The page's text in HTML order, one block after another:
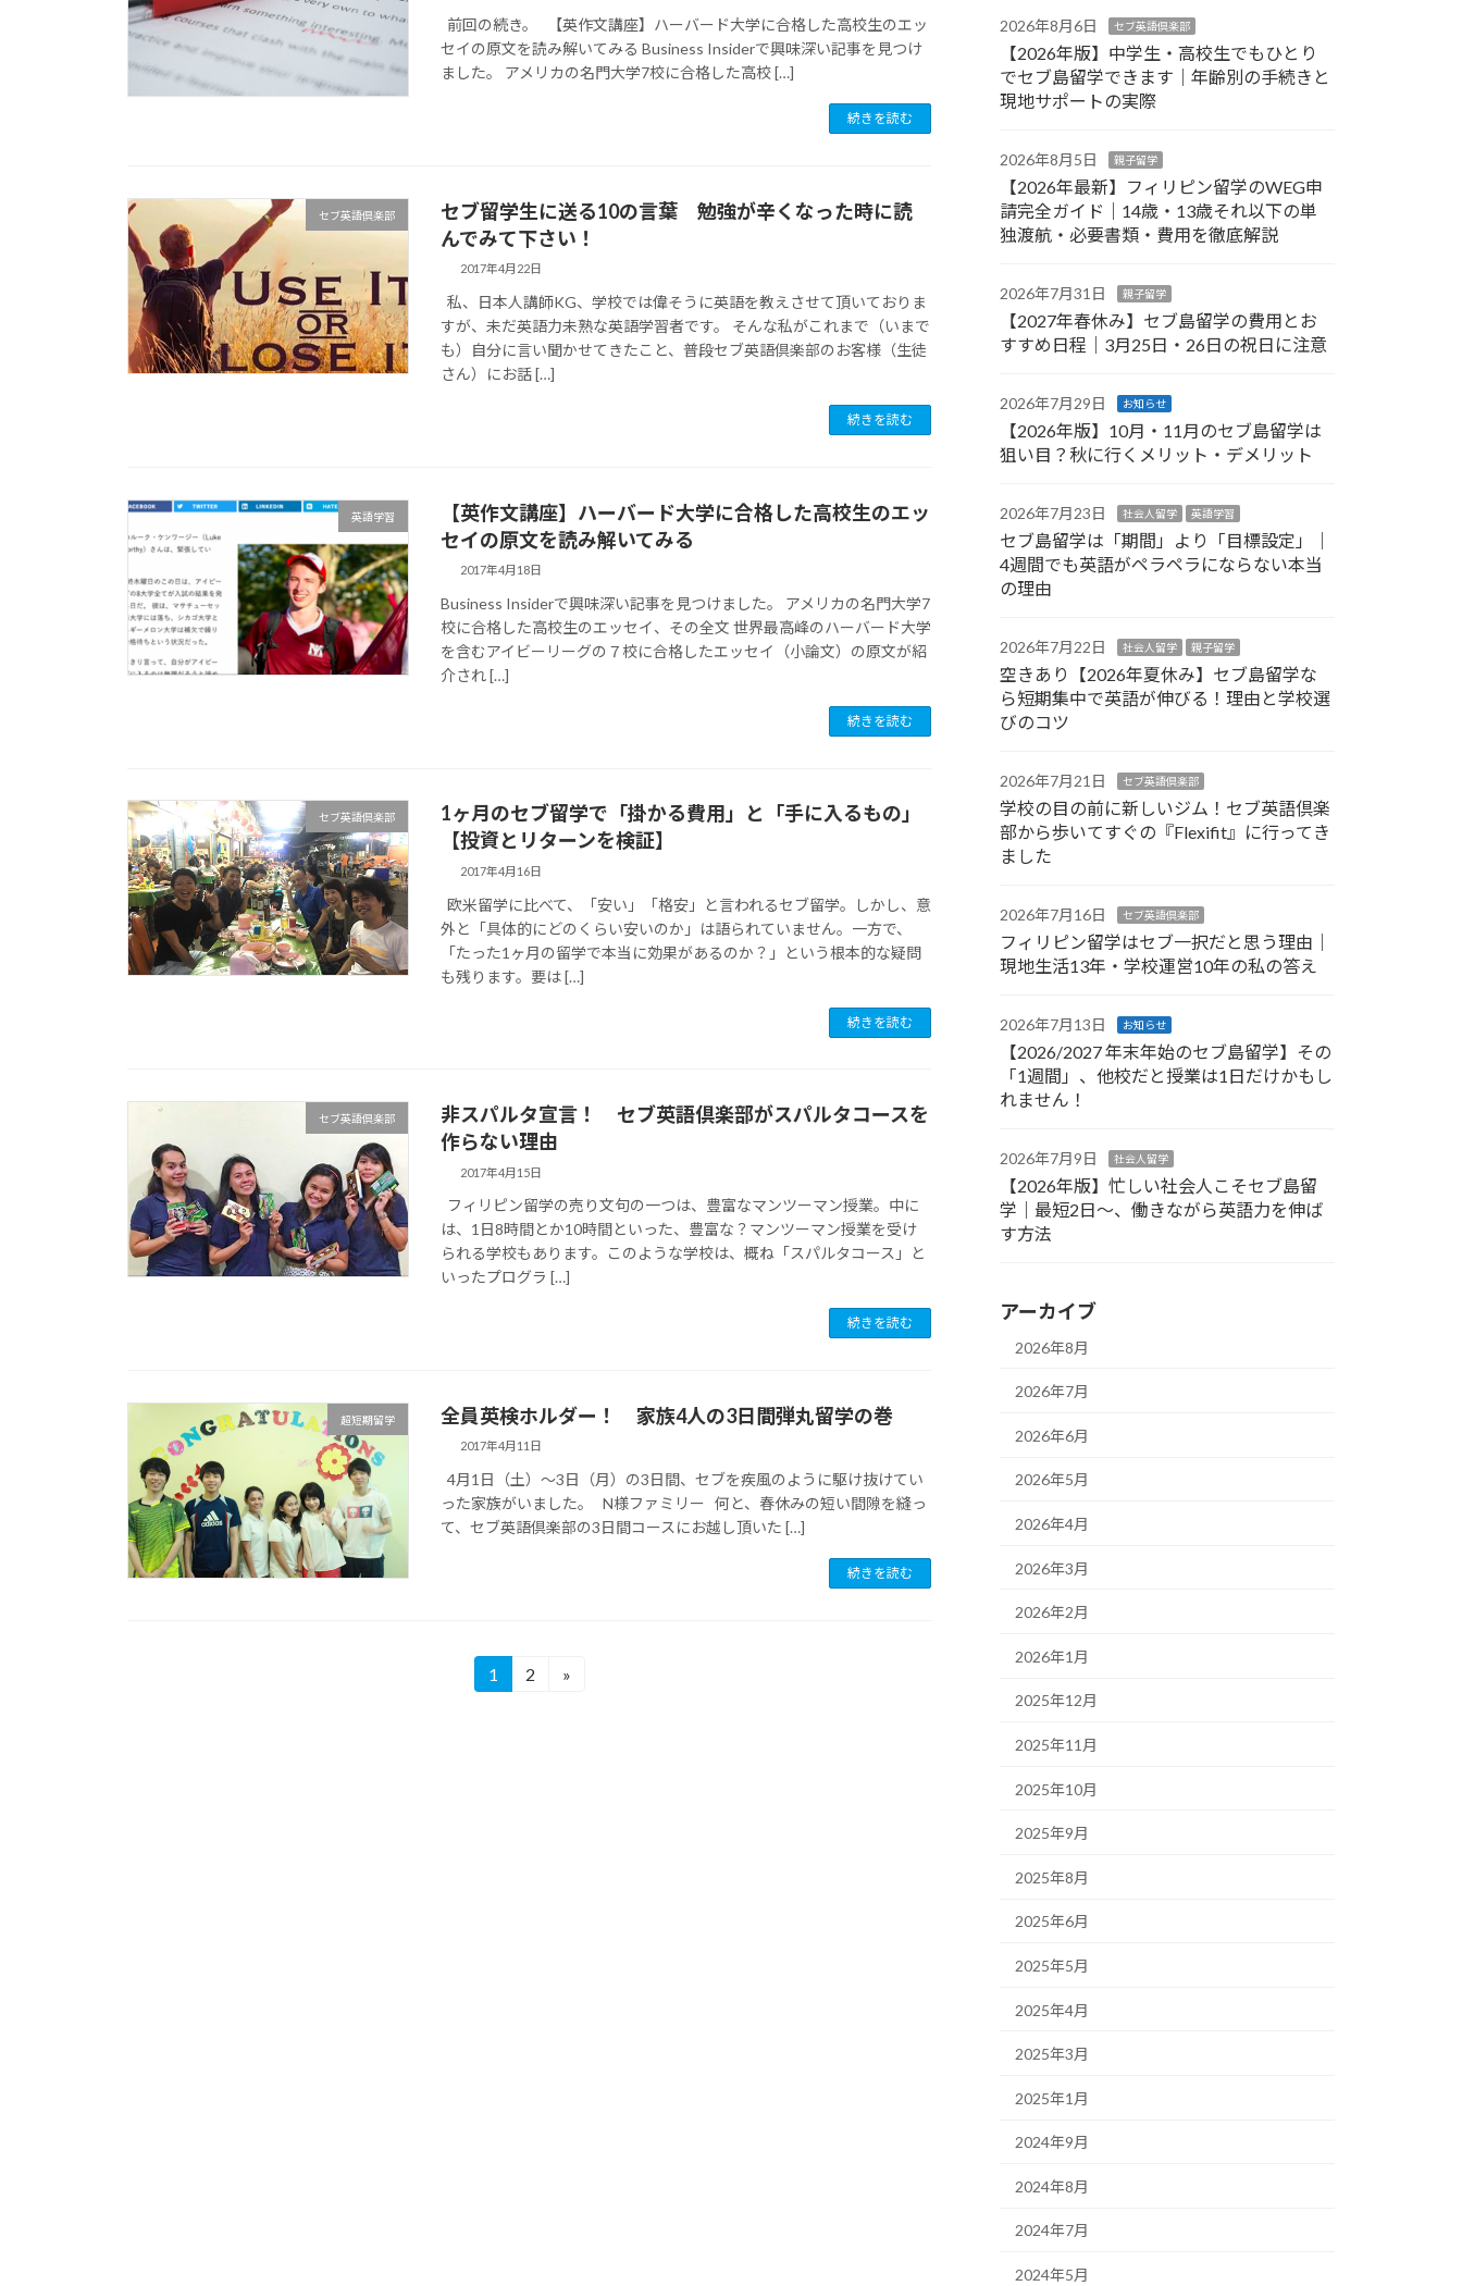
前回の続き。 【英作文講座】ハーバード大学に合格した高校生のエッ
セイの原文を読み解いてみる Business Insiderで興味深い記事を見つけ
ました。 アメリカの名門大学7校に合格した高校 […]
続きを読む
セブ英語倶楽部
セブ留学生に送る10の言葉 勉強が辛くなった時に読
んでみて下さい！
2017年4月22日
私、日本人講師KG、学校では偉そうに英語を教えさせて頂いておりま
すが、未だ英語力未熟な英語学習者です。 そんな私がこれまで（いまで
も）自分に言い聞かせてきたこと、普段セブ英語倶楽部のお客様（生徒
さん）にお話 […]
続きを読む
英語学習
【英作文講座】ハーバード大学に合格した高校生のエッ
セイの原文を読み解いてみる
2017年4月18日
Business Insiderで興味深い記事を見つけました。 アメリカの名門大学7
校に合格した高校生のエッセイ、その全文 世界最高峰のハーバード大学
を含むアイビーリーグの７校に合格したエッセイ（小論文）の原文が紹
介され […]
続きを読む
セブ英語倶楽部
1ヶ月のセブ留学で「掛かる費用」と「手に入るもの」
【投資とリターンを検証】
2017年4月16日
欧米留学に比べて、「安い」「格安」と言われるセブ留学。しかし、意
外と「具体的にどのくらい安いのか」は語られていません。一方で、
「たった1ヶ月の留学で本当に効果があるのか？」という根本的な疑問
も残ります。要は […]
続きを読む
セブ英語倶楽部
非スパルタ宣言！ セブ英語倶楽部がスパルタコースを
作らない理由
2017年4月15日
フィリピン留学の売り文句の一つは、豊富なマンツーマン授業。中に
は、1日8時間とか10時間といった、豊富な？マンツーマン授業を受け
られる学校もあります。このような学校は、概ね「スパルタコース」と
いったプログラ […]
続きを読む
超短期留学 全員英検ホルダー！ 家族4人の3日間弾丸留学の巻
2017年4月11日
4月1日（土）〜3日（月）の3日間、セブを疾風のように駆け抜けてい
った家族がいました。 N様ファミリー 何と、春休みの短い間隙を縫っ
て、セブ英語倶楽部の3日間コースにお越し頂いた […]
続きを読む
固
1
固
2 »
2026年8月6日 セブ英語倶楽部
【2026年版】中学生・高校生でもひとり
でセブ島留学できます｜年齢別の手続きと
現地サポートの実際
2026年8月5日 親子留学
【2026年最新】フィリピン留学のWEG申
請完全ガイド｜14歳・13歳それ以下の単
独渡航・必要書類・費用を徹底解説
2026年7月31日 親子留学
【2027年春休み】セブ島留学の費用とお
すすめ日程｜3月25日・26日の祝日に注意
2026年7月29日 お知らせ
【2026年版】10月・11月のセブ島留学は
狙い目？秋に行くメリット・デメリット
2026年7月23日 社会人留学 英語学習
セブ島留学は「期間」より「目標設定」｜
4週間でも英語がペラペラにならない本当
の理由
2026年7月22日 社会人留学 親子留学
空きあり【2026年夏休み】セブ島留学な
ら短期集中で英語が伸びる！理由と学校選
びのコツ
2026年7月21日 セブ英語倶楽部
学校の目の前に新しいジム！セブ英語倶楽
部から歩いてすぐの『Flexifit』に行ってき
ました
2026年7月16日 セブ英語倶楽部
フィリピン留学はセブ一択だと思う理由｜
現地生活13年・学校運営10年の私の答え
2026年7月13日 お知らせ
【2026/2027 年末年始のセブ島留学】その
「1週間」、他校だと授業は1日だけかもし
れません！
2026年7月9日 社会人留学
【2026年版】忙しい社会人こそセブ島留
学｜最短2日〜、働きながら英語力を伸ば
す方法
アーカイブ
2026年8月
2026年7月
2026年6月
2026年5月
2026年4月
2026年3月
2026年2月
2026年1月
2025年12月
2025年11月
2025年10月
2025年9月
2025年8月
2025年6月
2025年5月
2025年4月
2025年3月
2025年1月
2024年9月
2024年8月
2024年7月
2024年5月